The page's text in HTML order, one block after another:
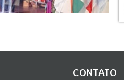
CONTATO